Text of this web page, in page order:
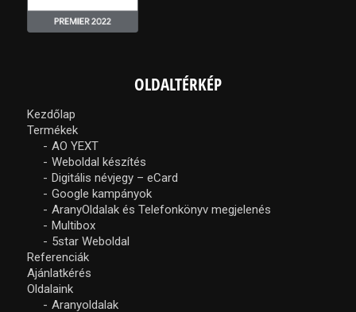
OLDALTÉRKÉP
Kezdőlap
Termékek
AO YEXT
Weboldal készítés
Digitális névjegy – eCard
Google kampányok
AranyOldalak és Telefonkönyv megjelenés
Multibox
5star Weboldal
Referenciák
Ajánlatkérés
Oldalaink
Aranyoldalak